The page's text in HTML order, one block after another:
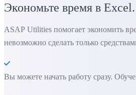
Экономьте время в
ASAP Utilities помогает экономить
невозможно сделать только
Вы можете начать работу сразу.